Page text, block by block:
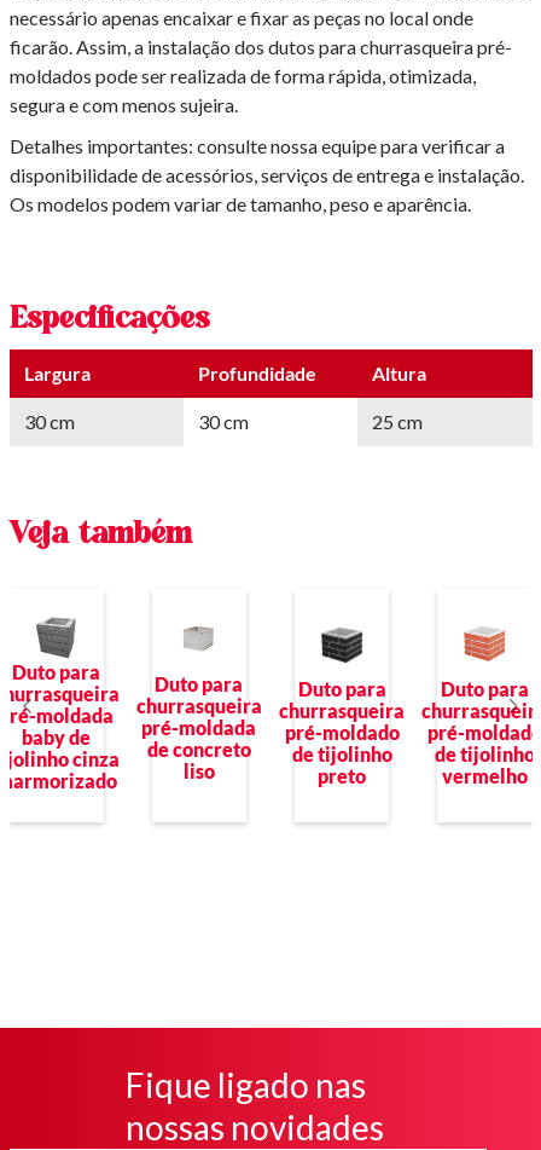
necessário apenas encaixar e fixar as peças no local onde
ficarão. Assim, a instalação dos dutos para churrasqueira pré-
moldados pode ser realizada de forma rápida, otimizada,
segura e com menos sujeira.
Detalhes importantes: consulte nossa equipe para verificar a
disponibilidade de acessórios, serviços de entrega e instalação.
Os modelos podem variar de tamanho, peso e aparência.
Especificações
Largura Profundidade Altura
30 cm 30 cm 25 cm
Veja também
Duto para
pré-moldada
baby de
cinza
Duto para
churrasqueira
pré-moldada
de concreto
liso
Duto para
churrasqueira
pré-moldado
de tijolinho
preto
Duto para
pré-moldado
de tijolinho
vermelho
Fique ligado nas
nossas novidades